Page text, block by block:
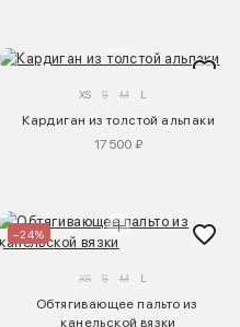
XS S M L
Кардиган из толстой альпаки
17500 ₽
–24%
XS S M L
Обтягивающее пальто из
канельской вязки